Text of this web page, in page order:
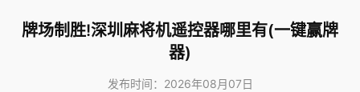
牌场制胜!深圳麻将机遥控器哪里有(一键赢牌
器)
发布时间：2026年08月07日